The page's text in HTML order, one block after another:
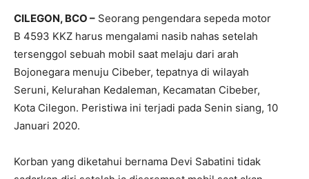
CILEGON, BCO – Seorang pengendara sepeda motor
B 4593 KKZ harus mengalami nasib nahas setelah
tersenggol sebuah mobil saat melaju dari arah
Bojonegara menuju Cibeber, tepatnya di wilayah
Seruni, Kelurahan Kedaleman, Kecamatan Cibeber,
Kota Cilegon. Peristiwa ini terjadi pada Senin siang, 10
Januari 2020.
Korban yang diketahui bernama Devi Sabatini tidak